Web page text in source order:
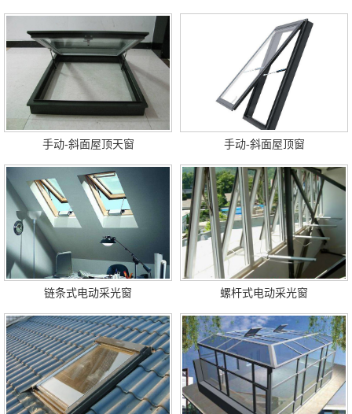
手动-斜面屋顶天窗 手动-斜面屋顶窗
链条式电动采光窗 螺杆式电动采光窗